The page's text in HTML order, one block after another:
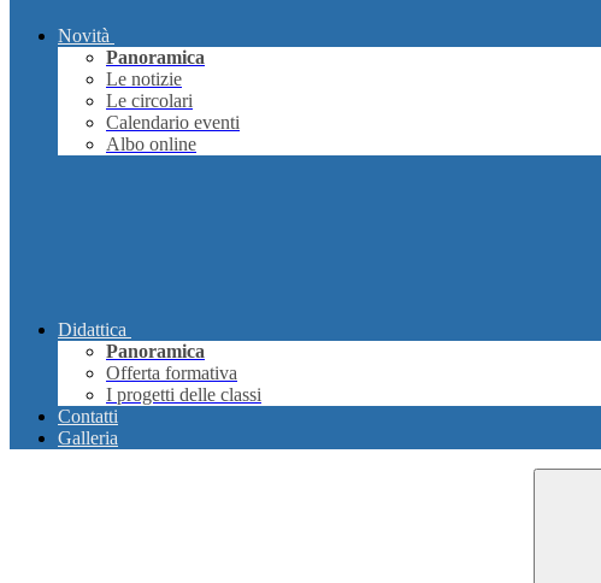
Novità
Panoramica
Le notizie
Le circolari
Calendario eventi
Albo online
Didattica
Panoramica
Offerta formativa
I progetti delle classi
Contatti
Galleria